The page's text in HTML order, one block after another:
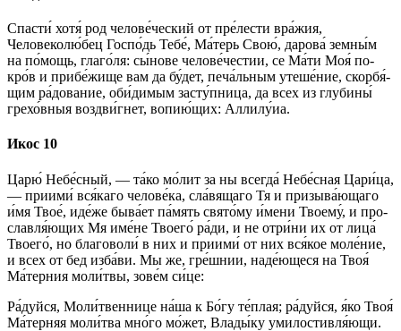
Спас­ти́ хо­тя́ род челове́ческий от пре́­лес­ти вра́­жия,
Человеколю́бец Гос­по́дь Те­бе́, Ма́­терь Свою́, да­ро­ва́ земны́м
на по́­мощь, глаго́ля: сы́нове челове́честии, се Ма́­ти Моя́ по­
кро́в и при­бе́­жи­ще вам да бу́дет, печа́льным уте­ше́­ние, скор­бя́­
щим ра́­до­ва­ние, оби́димым за­сту́п­ни­ца, да всех из глу­би­ны́
гре­хо́в­ныя воздви́гнет, во­пию́­щих: Алли­лу́иа.
Икос 10
Ца­рю́ Не­бе́с­ный, — та́­ко мо́лит за ны всег­да́ Не­бе́с­ная Цари́ца,
— при­ими́ вся́­ка­го че­ло­ве́­ка, сла́вящаго Тя и призыва́ющаго
и́мя Твое́, иде́­же бы­ва́­ет па́­мять свя­то́­му и́мени Тво­ему́, и про­
слав­ля́ю­щих Мя име́­не Тво­его́ ра́­ди, и не от­ри́­ни их от ли­ца́
Тво­его́, но благоволи́ в них и при­ими́ от них вся́­кое мо­ле́­ние,
и всех от бед из­ба́­ви. Мы же, гре́ш­нии, наде́ющеся на Твоя́
Ма́терния мо­ли́т­вы, зо­ве́м си́­це:
Ра́­дуй­ся, Моли́твеннице на́­ша к Бо́­гу те́плая; ра́­дуй­ся, я́ко Твоя́
Ма́терняя мо­ли́т­ва мно́­го мо́­жет, Вла­ды́­ку умилостивля́ющи.